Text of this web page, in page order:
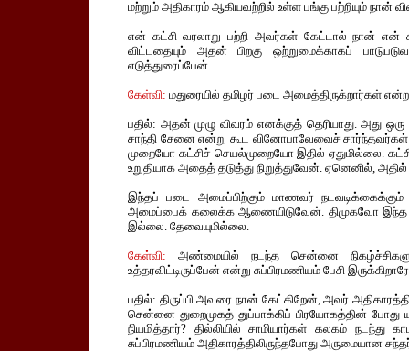
மற்றும் அதிகாரம் ஆகியவற்றில் உள்ள பங்கு பற்றியும் நான்
என் கட்சி வரலாறு பற்றி அவர்கள் கேட்டால் நான் என்
விட்டதையும் அதன் பிறகு ஒற்றுமைக்காகப்
எடுத்துரைப்பேன்.
கேள்வி: மதுரையில் தமிழர் படை அமைத்திருக்றார்கள்
பதில்: அதன் முழு விவரம் எனக்குத் தெரியாது.
சாந்தி சேனை என்று கூட வினோபாவேவைச் சார்ந்தவர்கள்
முறையோ கட்சிச் செயல்முறையோ இதில் ஏதுமில்லை.
உறுதியாக அதைத் தடுத்து நிறுத்துவேன். ஏனெனில்,
இந்தப் படை அமைப்பிற்கும் மாணவர்
அமைப்பைக் கலைக்க ஆணையிடுவேன். திமுகவோ இந்த
இல்லை. தேவையுமில்லை.
கேள்வி: அண்மையில் நடந்த சென்னை
உத்தரவிட்டிருப்பேன் என்று சுப்பிரமணியம் பேசி
பதில்: திருப்பி அவரை நான் கேட்கிறேன், அவர்
சென்னை துறைமுகத் துப்பாக்கிப் பிரயோகத்தின்
நியமித்தார்? தில்லியில் சாமியார்கள் கலகம் நடந்து
சுப்பிரமணியம் அதிகாரத்திலிருந்தபோது அருமையான